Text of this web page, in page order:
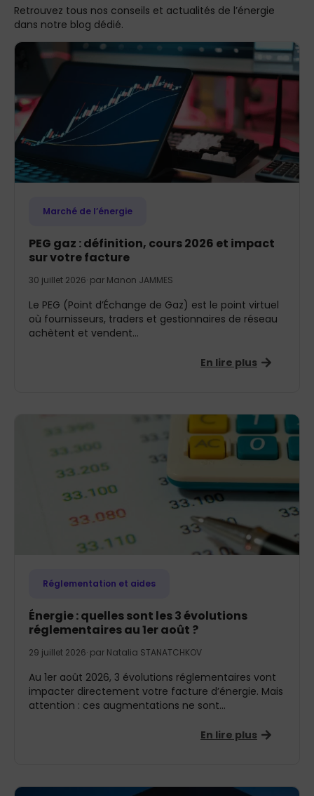
Retrouvez tous nos conseils et actualités de l’énergie
dans notre blog dédié.
Marché de l’énergie
PEG gaz : définition, cours 2026 et impact
sur votre facture
30 juillet 2026· par Manon JAMMES
Le PEG (Point d’Échange de Gaz) est le point virtuel
où fournisseurs, traders et gestionnaires de réseau
achètent et vendent...
En lire plus
Réglementation et aides
Énergie : quelles sont les 3 évolutions
réglementaires au 1er août ?
29 juillet 2026· par Natalia STANATCHKOV
Au 1er août 2026, 3 évolutions réglementaires vont
impacter directement votre facture d’énergie. Mais
attention : ces augmentations ne sont...
En lire plus